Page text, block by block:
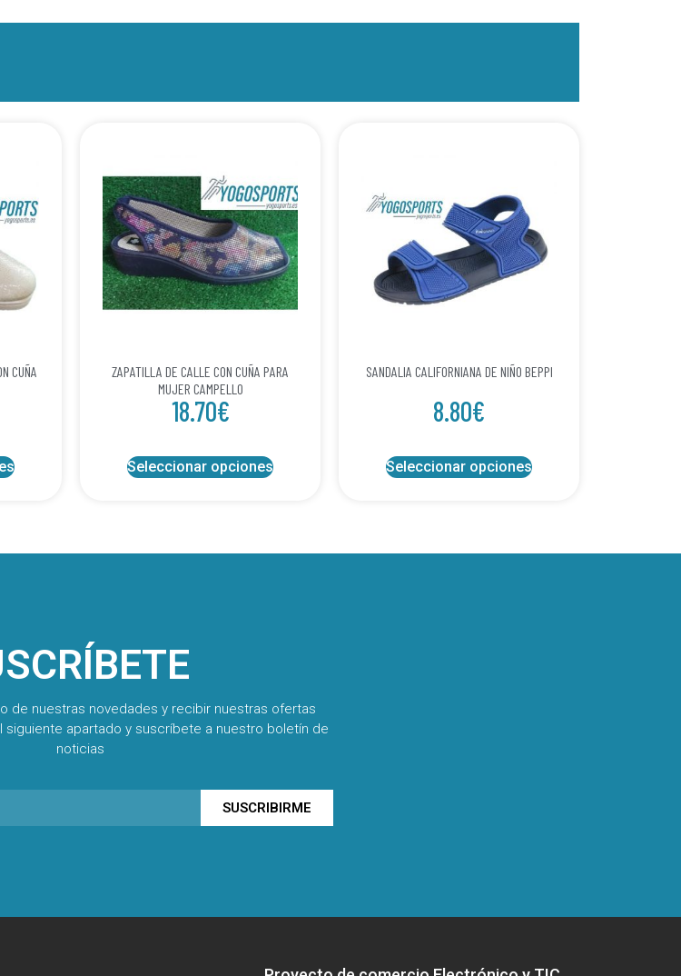
CUÑA
ZAPATILLA DE CALLE CON CUÑA PARA
MUJER CAMPELLO
18.70€
Seleccionar opciones
SANDALIA CALIFORNIANA DE NIÑO BEPPI
8.80€
Seleccionar opciones
de nuestras novedades y recibir nuestras ofertas
siguiente apartado y suscríbete a nuestro boletín de
noticias
SUSCRIBIRME